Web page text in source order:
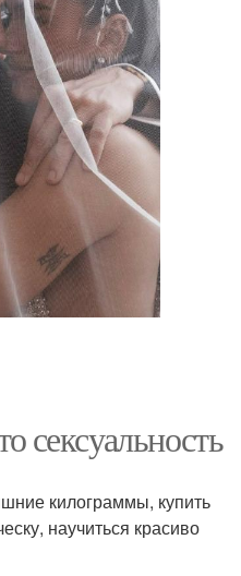
сексуальность
килограммы, купить
научиться красиво